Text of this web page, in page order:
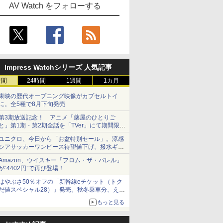
AV Watch をフォローする
Impress Watchシリーズ 人気記事
24時間 1週間 1カ月
映の歴代オープニング映像がカプセルトイ
。全5種で8月下旬発売
3期放送記念！ アニメ「薬屋のひとりご
」第1期・第2期全話を「TVer」にて期間限定
順次無料配信開始
ニクロ、今日から「お盆特別セール」。涼感
アサッカーワンピース待望値下げ、撥水ギア
ョーツは1990円に
、ウイスキー「フロム・ザ・バレル」
“4402円”で再び登場！
やぶさ50％オフの「新幹線eチケット（トク
値スペシャル28）」発売。秋冬乗車分、えき
もっと見る